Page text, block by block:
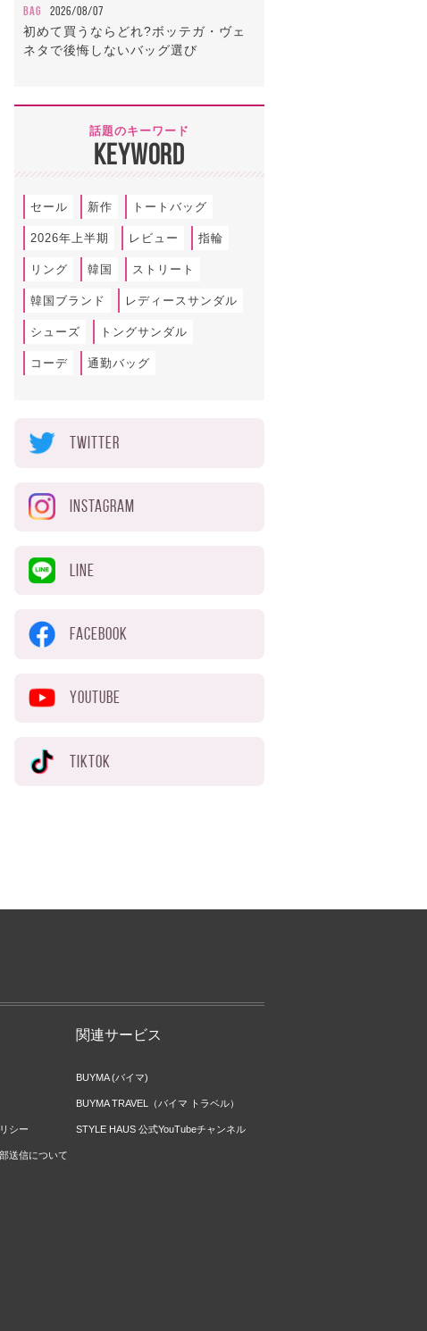
BAG 2026/08/07
初めて買うならどれ?ボッテガ・ヴェ
ネタで後悔しないバッグ選び
話題のキーワード
KEYWORD
セール 新作 トートバッグ
2026年上半期 レビュー 指輪
リング 韓国 ストリート
韓国ブランド レディースサンダル
シューズ トングサンダル
コーデ 通勤バッグ
TWITTER
INSTAGRAM
LINE
FACEBOOK
YOUTUBE
TIKTOK
シー
送信について
関連サービス
BUYMA (バイマ)
BUYMA TRAVEL（バイマ トラベル）
STYLE HAUS 公式YouTubeチャンネル